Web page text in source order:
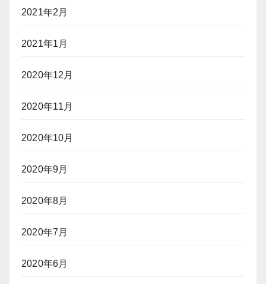
2021年2月
2021年1月
2020年12月
2020年11月
2020年10月
2020年9月
2020年8月
2020年7月
2020年6月